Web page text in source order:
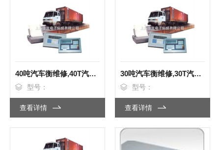
40吨汽车衡维修,40T汽车衡维修
型号：
查看详情
30吨汽车衡维修,30T汽车衡维修
型号：
查看详情